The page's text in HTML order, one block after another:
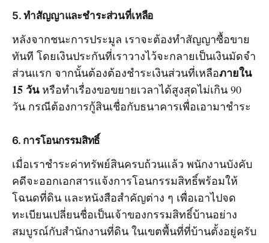
5. ทำสัญญาและชำระส่วนที่เหลือ
หลังจากชนะการประมูล เราจะต้องทำสัญญาซื้อขาย
ทันที โดยเงินประกันที่เราวางไว้จะกลายเป็นเงินมัดจำ
ส่วนแรก จากนั้นต้องต้องชำระเงินส่วนที่เหลือภายใน
15 วันหรือทำเรื่องขอขยายเวลาได้สูงสุดไม่เกิน 90
วัน กรณีต้องการกู้สินเชื่อกับธนาคารเพื่อเอามาชำระ
6. การโอนกรรมสิทธิ์
เมื่อเราชำระค่าทรัพย์สินครบถ้วนแล้ว พนักงานบังคับ
คดีจะออกเอกสารแจ้งการโอนกรรมสิทธิ์พร้อมให้
โฉนดที่ดิน และหนังสือสำคัญต่าง ๆ เพื่อเอาไปจด
ทะเบียนเปลี่ยนชื่อเป็นเจ้าของกรรมสิทธิ์บ้านอย่าง
สมบูรณ์กับสำนักงานที่ดิน ในเขตพื้นที่ที่บ้านตั้งอยู่ครับ